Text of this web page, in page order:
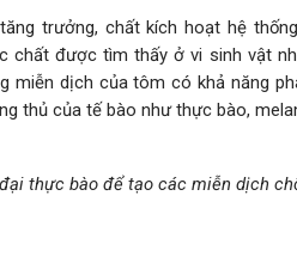
trưởng, chất kích hoạt hệ
chất được tìm thấy ở vi sinh vật
miễn dịch của tôm có khả năng
thủ của tế bào như thực bào,
thực bào để tạo các miễn dịch